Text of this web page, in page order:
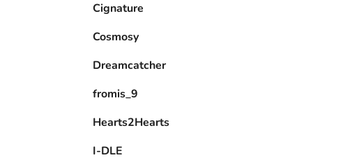
Cignature
Cosmosy
Dreamcatcher
fromis_9
Hearts2Hearts
I-DLE